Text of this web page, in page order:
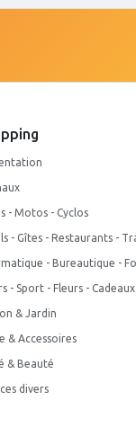
- Motos - Cyclos
- Gîtes - Restaurants -
- Bureautique -
- Sport - Fleurs - Cadeaux
& Jardin
& Accessoires
& Beauté
divers